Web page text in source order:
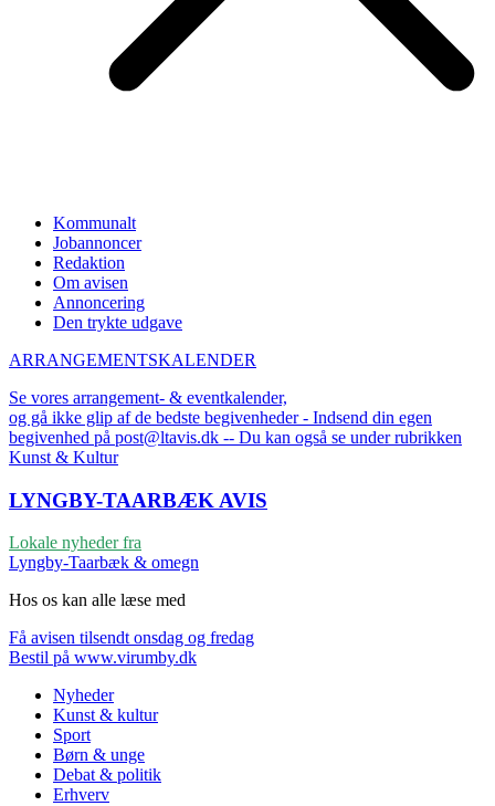
Kommunalt
Jobannoncer
Redaktion
Om avisen
Annoncering
Den trykte udgave
ARRANGEMENTSKALENDER
Se vores arrangement- & eventkalender,
og gå ikke glip af de bedste begivenheder - Indsend din egen
begivenhed på post@ltavis.dk -- Du kan også se under rubrikken
Kunst & Kultur
LYNGBY-TAARBÆK AVIS
Lokale nyheder fra
Lyngby-Taarbæk & omegn
Hos os kan alle læse med
Få avisen tilsendt onsdag og fredag
Bestil på www.virumby.dk
Nyheder
Kunst & kultur
Sport
Børn & unge
Debat & politik
Erhverv